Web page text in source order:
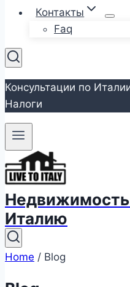
Контакты
Faq
Консультации по
Налоги
Италию
Home / Blog